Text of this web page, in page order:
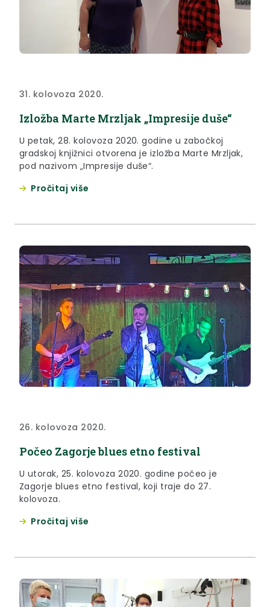
31. kolovoza 2020.
Izložba Marte Mrzljak „Impresije duše“
U petak, 28. kolovoza 2020. godine u zabočkoj
gradskoj knjižnici otvorena je izložba Marte Mrzljak,
pod nazivom „Impresije duše“.
Pročitaj više
26. kolovoza 2020.
Počeo Zagorje blues etno festival
U utorak, 25. kolovoza 2020. godine počeo je
Zagorje blues etno festival, koji traje do 27.
kolovoza.
Pročitaj više